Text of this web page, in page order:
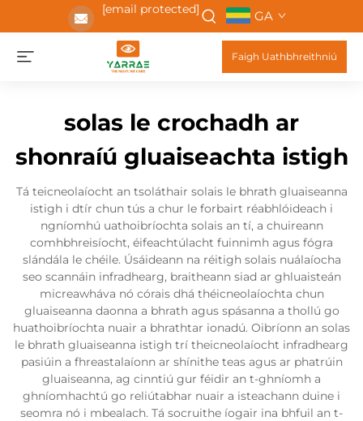
[email protected] GA
Faigh Uathbhreithniú
solas le crochadh ar
shonraíú gluaiseachta istigh
Tá teicneolaíocht an tsoláthair solais le bhrath gluaiseanna
istigh i dtír chun tús a chur le forbairt réabhlóideach i
ngníomhú uathoibríochta solais an tí, a chuireann
comhbhreisíocht, éifeachtúlacht fuinnimh agus fógra
slándála le chéile. Úsáideann na réitigh solais nuálaíocha
seo scannáin infradhearg, braitheann siad ar ghluaisteán
micreawháva nó córais dhá théicneolaíochta chun
gluaiseanna daonna a bhrath agus spásanna a thollú go
huathoibríochta nuair a bhrathtar ionadú. Oibríonn an solas
le bhrath gluaiseanna istigh trí theicneolaíocht infradhearg
pasiúin a fhreastalaíonn ar shínithe teas agus ar phatrúin
gluaiseanna, ag cinntiú gur féidir an t-ghníomh a
ghníomhachtú go reliútabhar nuair a isteachann duine i
seomra nó i mbealach. Tá socruithe íogair ina bhfuil an t-